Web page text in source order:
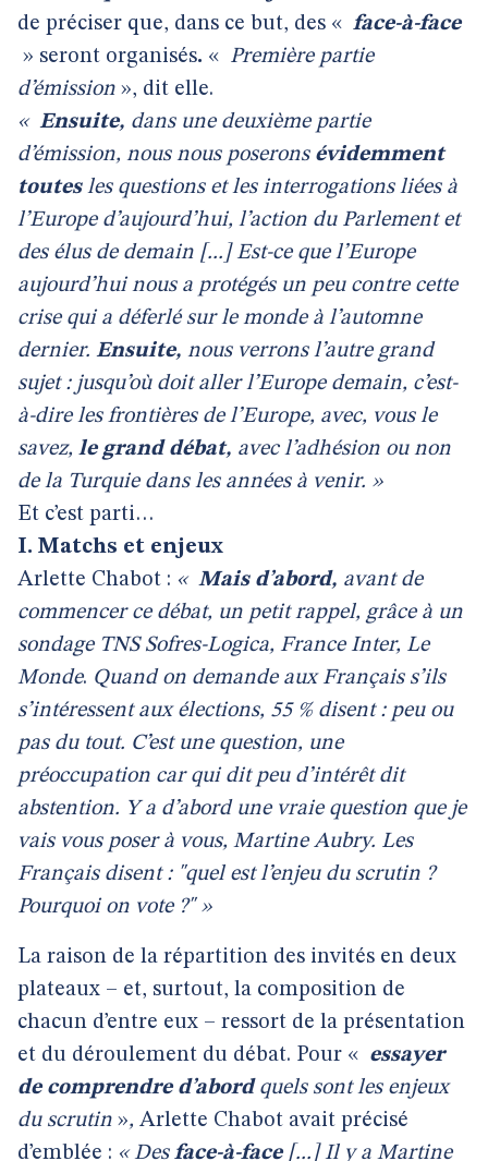
de préciser que, dans ce but, des « face-à-face
» seront organisés. « Première partie
d’émission », dit elle.
« Ensuite, dans une deuxième partie
d’émission, nous nous poserons évidemment
toutes les questions et les interrogations liées à
l’Europe d’aujourd’hui, l’action du Parlement et
des élus de demain [...] Est-ce que l’Europe
aujourd’hui nous a protégés un peu contre cette
crise qui a déferlé sur le monde à l’automne
dernier. Ensuite, nous verrons l’autre grand
sujet : jusqu’où doit aller l’Europe demain, c’est-
à-dire les frontières de l’Europe, avec, vous le
savez, le grand débat, avec l’adhésion ou non
de la Turquie dans les années à venir. »
Et c’est parti…
I. Matchs et enjeux
Arlette Chabot : « Mais d’abord, avant de
commencer ce débat, un petit rappel, grâce à un
sondage TNS Sofres-Logica, France Inter, Le
Monde. Quand on demande aux Français s’ils
s’intéressent aux élections, 55 % disent : peu ou
pas du tout. C’est une question, une
préoccupation car qui dit peu d’intérêt dit
abstention. Y a d’abord une vraie question que je
vais vous poser à vous, Martine Aubry. Les
Français disent : "quel est l’enjeu du scrutin ?
Pourquoi on vote ?" »
La raison de la répartition des invités en deux
plateaux – et, surtout, la composition de
chacun d’entre eux – ressort de la présentation
et du déroulement du débat. Pour « essayer
de comprendre d’abord quels sont les enjeux
du scrutin », Arlette Chabot avait précisé
d’emblée : « Des face-à-face [...] Il y a Martine